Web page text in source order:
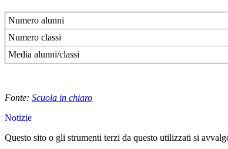
Numero alunni
Numero classi
Media alunni/classi
Fonte: Scuola in chiaro
Notizie
Questo sito o gli strumenti terzi da questo utilizzati si